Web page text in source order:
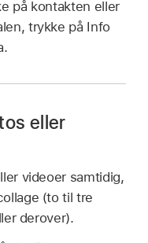
på kontakten eller
trykke på Info
eller
videoer samtidig,
(to til tre
derover).